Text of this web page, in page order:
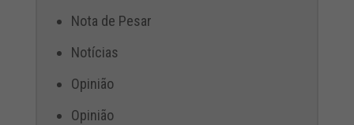
Nota de Pesar
Notícias
Opinião
Opinião